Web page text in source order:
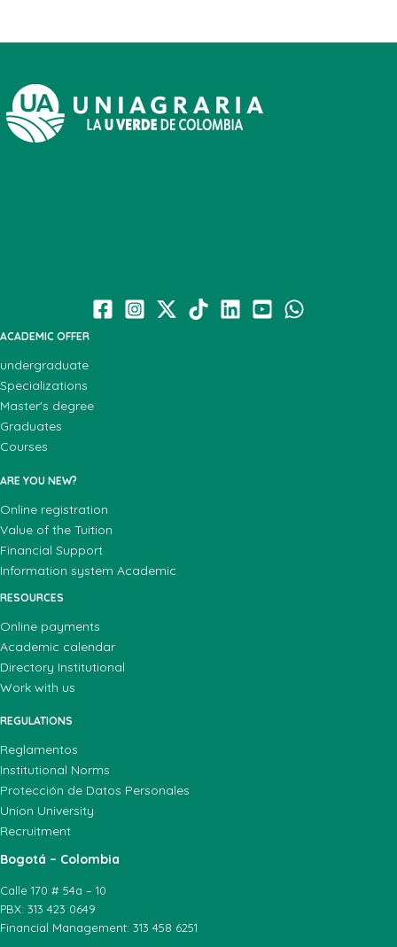
ACADEMIC OFFER
undergraduate
Specializations
Master's degree
Graduates
Courses
ARE YOU NEW?
Online registration
Value of the Tuition
Financial Support
Information system Academic
RESOURCES
Online payments
Academic calendar
Directory Institutional
Work with us
REGULATIONS
Reglamentos
Institutional Norms
Protección de Datos Personales
Union University
Recruitment
Bogotá – Colombia
Calle 170 # 54a – 10
PBX: 313 423 0649
Financial Management: 313 458 6251